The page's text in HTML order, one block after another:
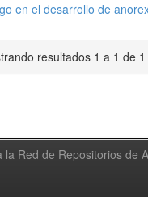
en el desarrollo de
resultados 1 a 1 de 1
Red de Repositorios de